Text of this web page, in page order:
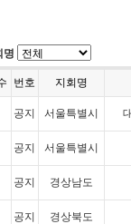
명
번호 지회명
공지 서울특별시
공지 서울특별시
공지 경상남도
공지 경상북도